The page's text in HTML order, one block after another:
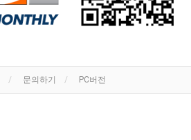
문의하기 PC버전